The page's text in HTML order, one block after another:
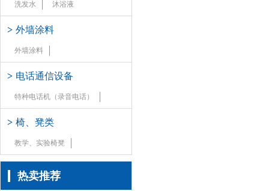
洗发水 沐浴液
> 外墙涂料
外墙涂料
> 电话通信设备
特种电话机（录音电话）
> 椅、凳类
教学、实验椅凳
热卖推荐